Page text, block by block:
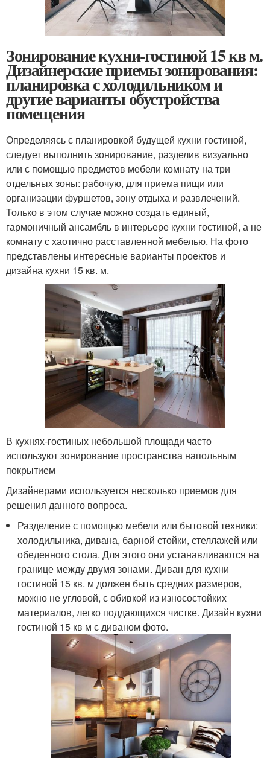
Зонирование кухни-гостиной 15 кв м.
Дизайнерские приемы зонирования:
планировка с холодильником и
другие варианты обустройства
помещения
Определяясь с планировкой будущей кухни гостиной,
следует выполнить зонирование, разделив визуально
или с помощью предметов мебели комнату на три
отдельных зоны: рабочую, для приема пищи или
организации фуршетов, зону отдыха и развлечений.
Только в этом случае можно создать единый,
гармоничный ансамбль в интерьере кухни гостиной, а не
комнату с хаотично расставленной мебелью. На фото
представлены интересные варианты проектов и
дизайна кухни 15 кв. м.
В кухнях-гостиных небольшой площади часто
используют зонирование пространства напольным
покрытием
Дизайнерами используется несколько приемов для
решения данного вопроса.
Разделение с помощью мебели или бытовой техники:
холодильника, дивана, барной стойки, стеллажей или
обеденного стола. Для этого они устанавливаются на
границе между двумя зонами. Диван для кухни
гостиной 15 кв. м должен быть средних размеров,
можно не угловой, с обивкой из износостойких
материалов, легко поддающихся чистке. Дизайн кухни
гостиной 15 кв м с диваном фото.